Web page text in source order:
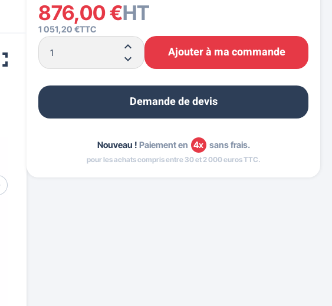
Accessibilité PMR
876,00 €HT
1 051,20 €TTC
Ajouter à ma commande
Demande de devis
Nouveau ! Paiement en 4x sans frais.
pour les achats compris entre 30 et 2 000 euros TTC.